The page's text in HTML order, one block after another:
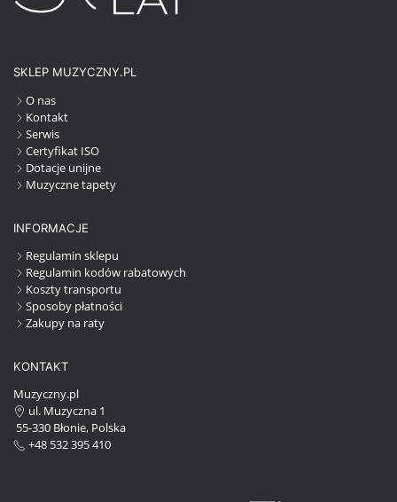
SKLEP MUZYCZNY.PL
O nas
Kontakt
Serwis
Certyfikat ISO
Dotacje unijne
Muzyczne tapety
INFORMACJE
Regulamin sklepu
Regulamin kodów rabatowych
Koszty transportu
Sposoby płatności
Zakupy na raty
KONTAKT
Muzyczny.pl
ul. Muzyczna 1
55-330 Błonie, Polska
+48 532 395 410